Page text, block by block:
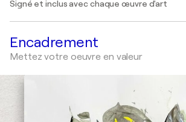
Signé et inclus avec chaque œuvre d'art
Encadrement
Mettez votre oeuvre en valeur